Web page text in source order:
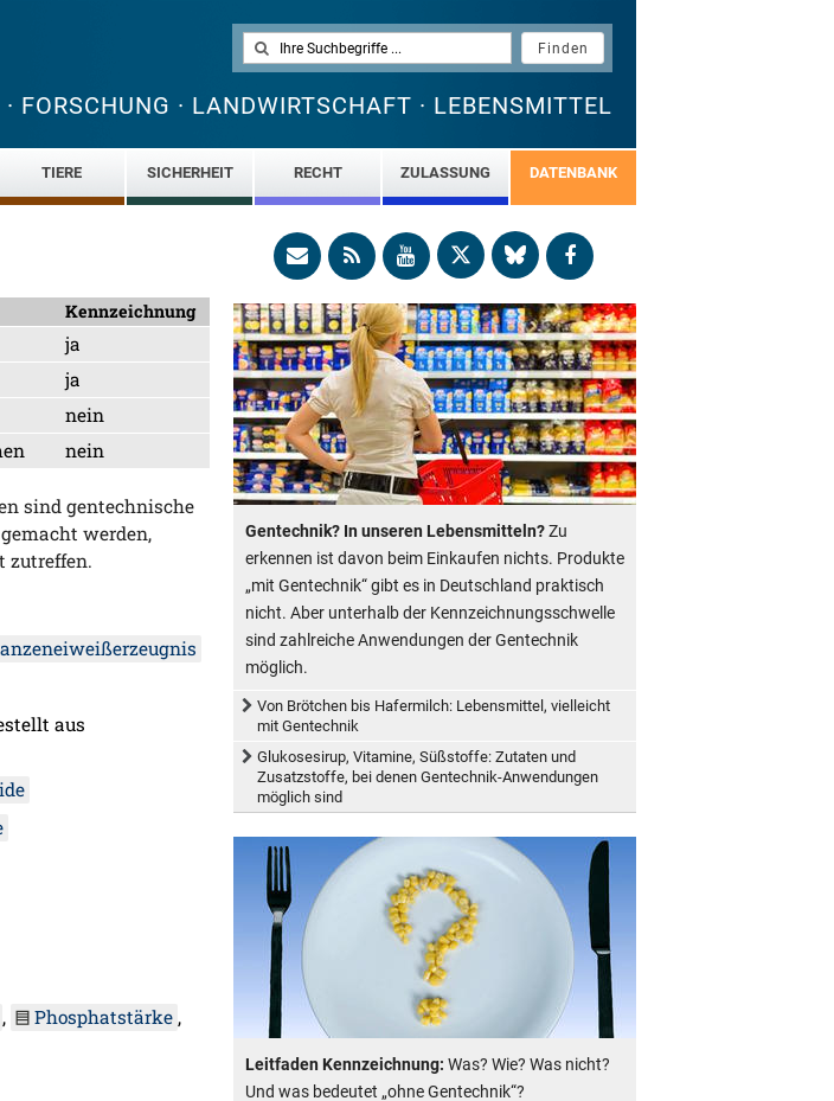
FORSCHUNG · LANDWIRTSCHAFT · LEBENSMITTEL
TIERE SICHERHEIT RECHT ZULASSUNG DATENBANK
Kennzeichnung
ja
ja
nein
nein
sind gentechnische
werden,
zutreffen.
aus
, Phosphatstärke ,
Gentechnik? In unseren Lebensmitteln?Zu
erkennen ist davon beim Einkaufen nichts. Produkte
„mit Gentechnik“ gibt es in Deutschland praktisch
nicht. Aber unterhalb der Kennzeichnungsschwelle
sind zahlreiche Anwendungen der Gentechnik
möglich.
Von Brötchen bis Hafermilch: Lebensmittel, vielleicht
mit Gentechnik
Glukosesirup, Vitamine, Süßstoffe: Zutaten und
Zusatzstoffe, bei denen Gentechnik-Anwendungen
möglich sind
Leitfaden Kennzeichnung: Was? Wie? Was nicht?
Und was bedeutet „ohne Gentechnik“?